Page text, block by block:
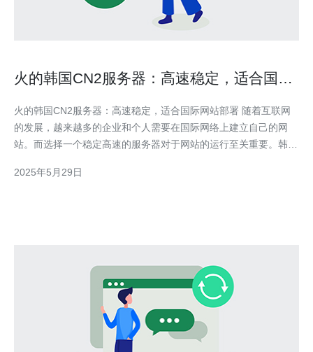
火的韩国CN2服务器：高速稳定，适合国际
火的韩国CN2服务器：高速稳定，适合国际网站部署 随着互联网
的发展，越来越多的企业和个人需要在国际网络上建立自己的网
站。而选择一个稳定高速的服务器对于网站的运行至关重要。韩国
CN2服务器采用了先进的技术和设备，保障了网络的高速稳定。无
2025年5月29日